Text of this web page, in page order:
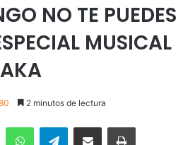
NO TE PUEDES
MUSICAL
2 minutos de lectura
WhatsAppTelegramEnviar vía email Imprimir